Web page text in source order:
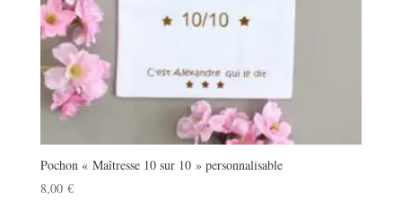
Pochon « Maîtresse 10 sur 10 » personnalisable
8,00 €